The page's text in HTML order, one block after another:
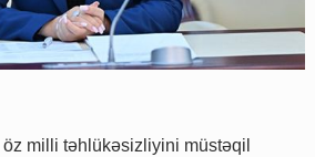
milli təhlükəsizliyini müstəqil